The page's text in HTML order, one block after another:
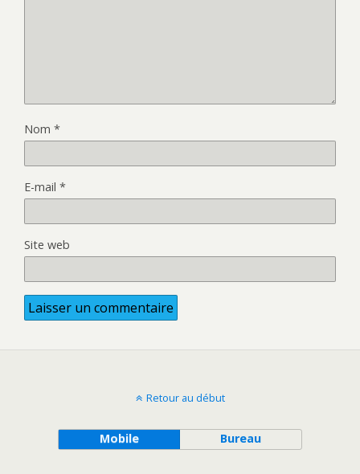
Nom *
E-mail *
Site web
Retour au début
Mobile Bureau